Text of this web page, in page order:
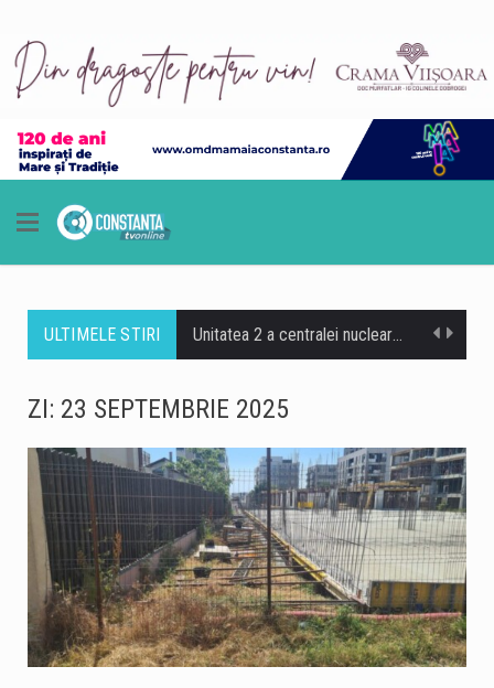
ULTIMELE STIRI Unitatea 2 a centralei nucleare de la Cernavodă funcționează în parametri normali și poate asigura necesarul de energie pentru cel puțin următoarele nouă zile, potrivit directorului centralei, Romeo Urjan. Nivelul apei la aspirația pompelor din bazinul de răcire a crescut cu 8 centimetri față de evoluția prognozată, după operațiunea de scufundare controlată a primelor două barje în Dunăre. Directorul centralei de la Cernavodă a declarat că, în prezent, Unitatea 2 funcționează fără probleme, iar intervenția realizată pe Dunăre a avut un efect pozitiv asupra nivelului apei necesar sistemului de răcire. La Cernavodă, unitatea 2 funcționează în parametri nominali, fără probleme.…
O dronă de dimensiuni mari a explodat sâmbătă dimineață în Bulgaria, în apropierea fostului punct de frontieră Kardam, la aproximativ 100 de metri de granița cu România. Aparatul s-a prăbușit într-un lan de floarea-soarelui, iar în urma exploziei nu au fost înregistrate victime sau pagube. Zona se află în apropierea unor obiective energetice importante, inclusiv a unor stații de compresoare de pe gazoductul Trans-Balkan. Premierul bulgar Rumen Radev a declarat că drona nu a fost detectată de sistemele de apărare aeriană, iar autoritățile încearcă să stabilească tipul și originea acesteia. Autoritățile bulgare au izolat zona și continuă verificările. Ministrul Apărării de…
Un bărbat de 36 de ani din Murfatlar este cercetat de polițiști după ce ar fi fost depistat la volan sub influența băuturilor alcoolice. Potrivit Inspectoratului de Poliție Județean Constanța, incidentul a avut loc la data de 8 august, în jurul orei 1:50, pe strada Ion Creangă din orașul Murfatlar. Polițiștii din cadrul Poliției orașului Murfatlar l-au identificat pe bărbat, iar acesta ar fi refuzat atât testarea cu aparatul etilotest, cât și recoltarea de probe biologice în vederea stabilirii alcoolemiei în sânge. În acest caz, cercetările sunt continuate de polițiști. https://www.constantatv.ro/2026/08/08/accident-cu-sase-masini-pe-a2-bucuresti-constanta-o-persoana-are-nevoie-de-ingrijiri-medicale/
Litoralul românesc este la capacitate maximă în acest weekend, când peste 200.000 de turiști se află în stațiunile de la Marea Neagră, potrivit datelor centralizate de operatorii din turism. Hotelurile, apartamentele de vacanță și celelalte structuri de cazare sunt ocupate în proporție de 100%, iar restaurantele, terasele, beach-barurile, cluburile și operatorii de agrement se confruntă cu un aflux important de clienți. Reprezentanții industriei ospitalității consideră că nivelul ridicat de ocupare reprezintă unul dintre cele mai importante momente ale sezonului estival 2026. Corina Martin, președintele Patronatului RESTO Constanța și secretar general al Federației Patronatelor din Industria Ospitalității din România (FPIOR), spune…
Autobuzele de pe linia 102 din Constanța circulă temporar pe un traseu deviat în zona Faleză Nord, după ce autoturismele parcate pe strada Zorelelor împiedică accesul în condiții de siguranță. Potrivit CT BUS, autobuzele nu mai pot circula momentan pe strada Zorelelor din cauza mașinilor parcate în zonă, care îngreunează traficul și accesul vehiculelor de transport public. Reprezentanții CT BUS anunță că linia 102 va reveni pe traseul obișnuit după eliberarea zonei și restabilirea condițiilor necesare pentru circulația autobuzelor.
ZI: 23 SEPTEMBRIE 2025